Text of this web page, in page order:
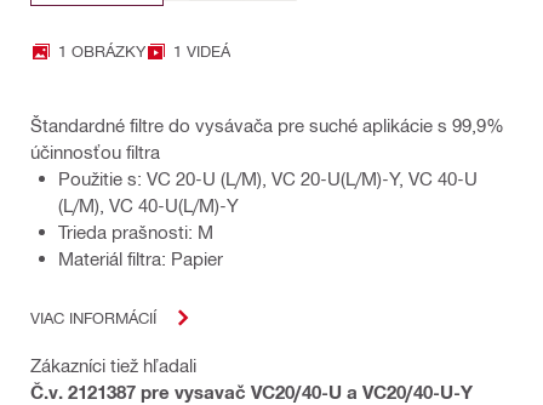
1 OBRÁZKY 1 VIDEÁ
Štandardné filtre do vysávača pre suché aplikácie s 99,9%
účinnosťou filtra
Použitie s: VC 20-U (L/M), VC 20-U(L/M)-Y, VC 40-U
(L/M), VC 40-U(L/M)-Y
Trieda prašnosti: M
Materiál filtra: Papier
VIAC INFORMÁCIÍ
Zákazníci tiež hľadali
Č.v. 2121387 pre vysavač VC20/40-U a VC20/40-U-Y